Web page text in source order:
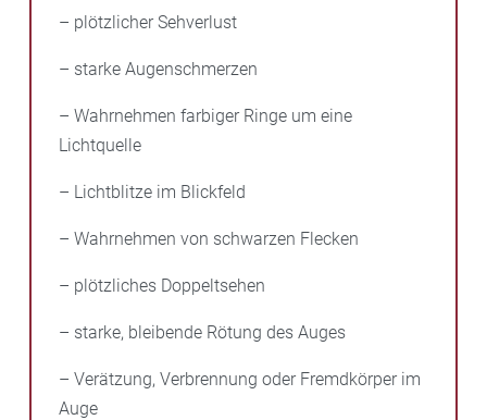
undichter Gefäße.
– plötzlicher Sehverlust
– starke Augenschmerzen
– Wahrnehmen farbiger Ringe um eine
Lichtquelle
– Lichtblitze im Blickfeld
– Wahrnehmen von schwarzen Flecken
– plötzliches Doppeltsehen
– starke, bleibende Rötung des Auges
– Verätzung, Verbrennung oder Fremdkörper im
Auge